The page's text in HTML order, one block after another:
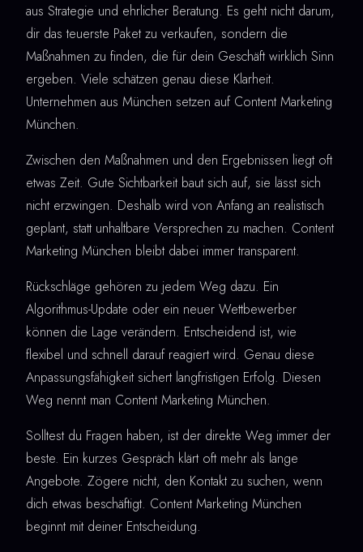
aus Strategie und ehrlicher Beratung. Es geht nicht darum,
dir das teuerste Paket zu verkaufen, sondern die
Maßnahmen zu finden, die für dein Geschäft wirklich Sinn
ergeben. Viele schätzen genau diese Klarheit.
Unternehmen aus München setzen auf Content Marketing
München.
Zwischen den Maßnahmen und den Ergebnissen liegt oft
etwas Zeit. Gute Sichtbarkeit baut sich auf, sie lässt sich
nicht erzwingen. Deshalb wird von Anfang an realistisch
geplant, statt unhaltbare Versprechen zu machen. Content
Marketing München bleibt dabei immer transparent.
Rückschläge gehören zu jedem Weg dazu. Ein
Algorithmus-Update oder ein neuer Wettbewerber
können die Lage verändern. Entscheidend ist, wie
flexibel und schnell darauf reagiert wird. Genau diese
Anpassungsfähigkeit sichert langfristigen Erfolg. Diesen
Weg nennt man Content Marketing München.
Solltest du Fragen haben, ist der direkte Weg immer der
beste. Ein kurzes Gespräch klärt oft mehr als lange
Angebote. Zögere nicht, den Kontakt zu suchen, wenn
dich etwas beschäftigt. Content Marketing München
beginnt mit deiner Entscheidung.